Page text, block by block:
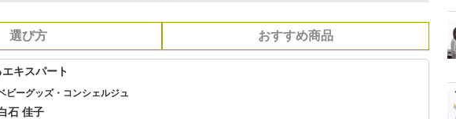
選び方 おすすめ商品
キスパート
ビーグッズ・コンシェルジュ
石 佳子